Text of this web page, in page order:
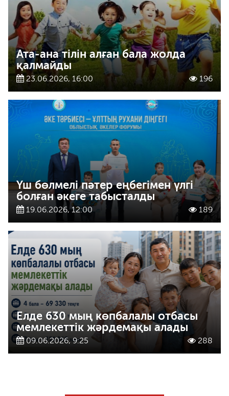
Ата-ана тілін алған бала жолда
қалмайды
23.06.2026, 16:00 196
Үш бөлмелі пәтер еңбегімен үлгі
болған әкеге табысталды
19.06.2026, 12:00 189
Елде 630 мың көпбалалы отбасы
мемлекеттік жәрдемақы алады
09.06.2026, 9:25 288